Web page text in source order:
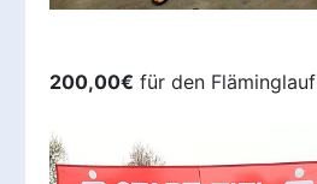
200,00€ für den Fläminglauf